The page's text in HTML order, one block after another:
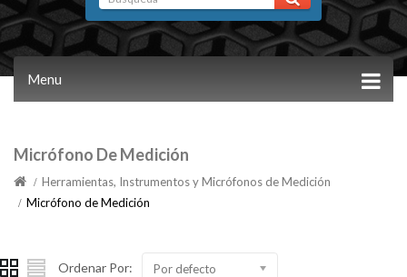
Menu
Micrófono De Medición
Herramientas, Instrumentos y Micrófonos de Medición
Micrófono de Medición
Ordenar Por: Por defecto